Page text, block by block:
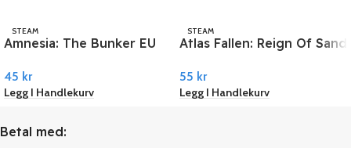
STEAM
Amnesia: The Bunker EU
45 kr
Legg I Handlekurv
STEAM
Atlas Fallen: Reign Of Sand
55 kr
Legg I Handlekurv
Betal med: